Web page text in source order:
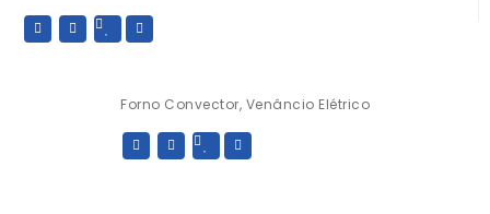
Forno Convector, Venâncio Elétrico